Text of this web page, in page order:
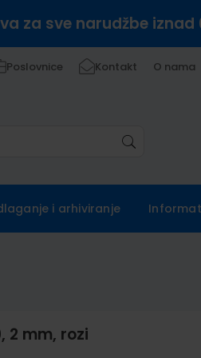
za sve narudžbe iznad
Poslovnice Kontakt O nama
i arhiviranje
2 mm, rozi